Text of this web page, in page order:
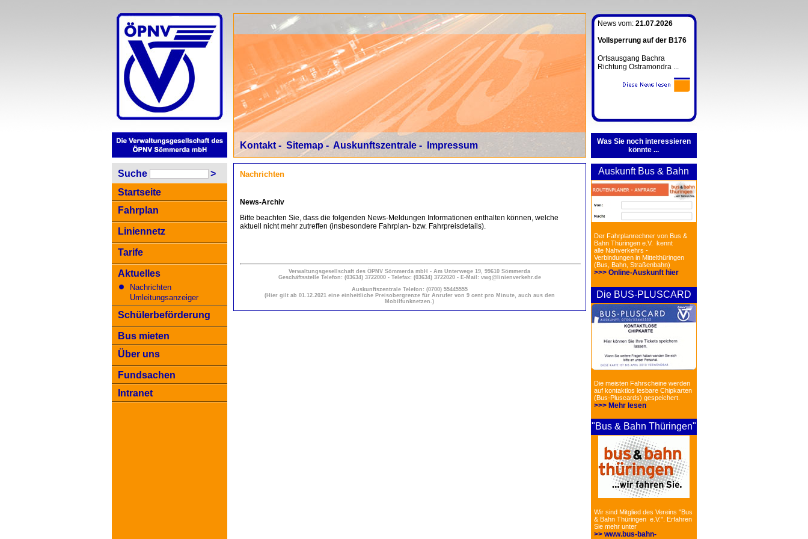
Suche
>
Startseite
Fahrplan
Liniennetz
Tarife
Aktuelles
Nachrichten
Umleitungsanzeiger
Schülerbeförderung
Bus mieten
Über uns
Fundsachen
Intranet
Kontakt- Sitemap- Auskunftszentrale- Impressum
Nachrichten
News-Archiv
Bitte beachten Sie, dass die folgenden News-Meldungen Informationen enthalten können, welche
aktuell nicht mehr zutreffen (insbesondere Fahrplan- bzw. Fahrpreisdetails).
Verwaltungsgesellschaft des ÖPNV Sömmerda mbH - Am Unterwege 19, 99610 Sömmerda
Geschäftsstelle Telefon: (03634) 3722000 - Telefax: (03634) 3722020 - E-Mail: vwg@linienverkehr.de
Auskunftszentrale Telefon: (0700) 55445555
(Hier gilt ab 01.12.2021 eine einheitliche Preisobergrenze für Anrufer von 9 cent pro Minute, auch aus den
Mobilfunknetzen.)
News vom: 21.07.2026
Vollsperrung auf der B176
Ortsausgang Bachra
Richtung Ostramondra ...
Was Sie noch interessieren
könnte ...
Auskunft Bus & Bahn
Der Fahrplanrechner von Bus &
Bahn Thüringen e.V. kennt
alle Nahverkehrs -
Verbindungen in Mittelthüringen
(Bus, Bahn, Straßenbahn)
>>> Online-Auskunft hier
Die BUS-PLUSCARD
Die meisten Fahrscheine werden
auf kontaktlos lesbare Chipkarten
(Bus-Pluscards) gespeichert.
>>> Mehr lesen
"Bus & Bahn Thüringen"
Wir sind Mitglied des Vereins "Bus
& Bahn Thüringen e.V.". Erfahren
Sie mehr unter
>> www.bus-bahn-